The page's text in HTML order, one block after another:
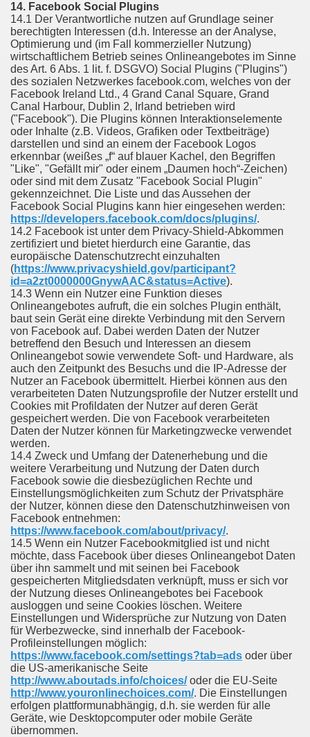
14. Facebook Social Plugins
14.1 Der Verantwortliche nutzen auf Grundlage seiner
berechtigten Interessen (d.h. Interesse an der Analyse,
Optimierung und (im Fall kommerzieller Nutzung)
wirtschaftlichem Betrieb seines Onlineangebotes im Sinne
des Art. 6 Abs. 1 lit. f. DSGVO) Social Plugins ("Plugins")
des sozialen Netzwerkes facebook.com, welches von der
Facebook Ireland Ltd., 4 Grand Canal Square, Grand
Canal Harbour, Dublin 2, Irland betrieben wird
("Facebook"). Die Plugins können Interaktionselemente
oder Inhalte (z.B. Videos, Grafiken oder Textbeiträge)
darstellen und sind an einem der Facebook Logos
erkennbar (weißes „f“ auf blauer Kachel, den Begriffen
"Like", "Gefällt mir" oder einem „Daumen hoch“-Zeichen)
oder sind mit dem Zusatz "Facebook Social Plugin"
gekennzeichnet. Die Liste und das Aussehen der
Facebook Social Plugins kann hier eingesehen werden:
https://developers.facebook.com/docs/plugins/.
14.2 Facebook ist unter dem Privacy-Shield-Abkommen
zertifiziert und bietet hierdurch eine Garantie, das
europäische Datenschutzrecht einzuhalten
(https://www.privacyshield.gov/participant?
id=a2zt0000000GnywAAC&status=Active).
14.3 Wenn ein Nutzer eine Funktion dieses
Onlineangebotes aufruft, die ein solches Plugin enthält,
baut sein Gerät eine direkte Verbindung mit den Servern
von Facebook auf. Dabei werden Daten der Nutzer
betreffend den Besuch und Interessen an diesem
Onlineangebot sowie verwendete Soft- und Hardware, als
auch den Zeitpunkt des Besuchs und die IP-Adresse der
Nutzer an Facebook übermittelt. Hierbei können aus den
verarbeiteten Daten Nutzungsprofile der Nutzer erstellt und
Cookies mit Profildaten der Nutzer auf deren Gerät
gespeichert werden. Die von Facebook verarbeiteten
Daten der Nutzer können für Marketingzwecke verwendet
werden.
14.4 Zweck und Umfang der Datenerhebung und die
weitere Verarbeitung und Nutzung der Daten durch
Facebook sowie die diesbezüglichen Rechte und
Einstellungsmöglichkeiten zum Schutz der Privatsphäre
der Nutzer, können diese den Datenschutzhinweisen von
Facebook entnehmen:
https://www.facebook.com/about/privacy/.
14.5 Wenn ein Nutzer Facebookmitglied ist und nicht
möchte, dass Facebook über dieses Onlineangebot Daten
über ihn sammelt und mit seinen bei Facebook
gespeicherten Mitgliedsdaten verknüpft, muss er sich vor
der Nutzung dieses Onlineangebotes bei Facebook
ausloggen und seine Cookies löschen. Weitere
Einstellungen und Widersprüche zur Nutzung von Daten
für Werbezwecke, sind innerhalb der Facebook-
Profileinstellungen möglich:
https://www.facebook.com/settings?tab=ads oder über
die US-amerikanische Seite
http://www.aboutads.info/choices/oder die EU-Seite
http://www.youronlinechoices.com/. Die Einstellungen
erfolgen plattformunabhängig, d.h. sie werden für alle
Geräte, wie Desktopcomputer oder mobile Geräte
übernommen.